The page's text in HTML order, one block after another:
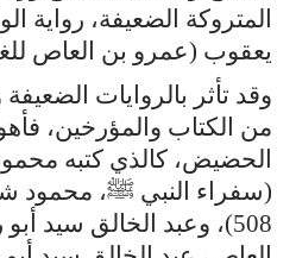
المتروكة الضعيفة،
يعقوب (عمرو بن العاص
وقد تأثر بالروايات
من الكتاب والمؤرخين،
الحضيض، كالذي كتبه
(سفراء النبي ﷺ،
508)، وعبد الخالق سيد